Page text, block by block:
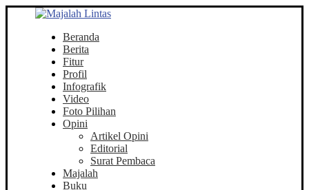
Beranda
Berita
Fitur
Profil
Infografik
Video
Foto Pilihan
Opini
Artikel Opini
Editorial
Surat Pembaca
Majalah
Buku